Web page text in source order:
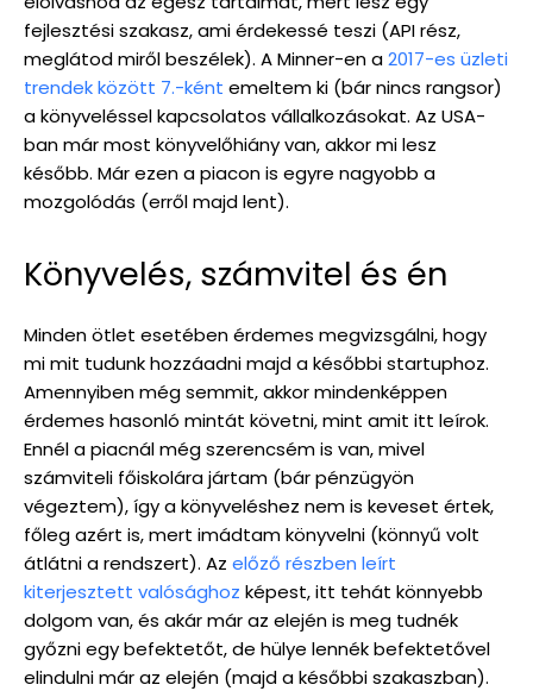
fejlesztési szakasz, ami érdekessé teszi (API rész,
meglátod miről beszélek). A Minner-en a2017-es üzleti
trendek között 7.-ként emeltem ki (bár nincs rangsor)
a könyveléssel kapcsolatos vállalkozásokat. Az USA-
ban már most könyvelőhiány van, akkor mi lesz
később. Már ezen a piacon is egyre nagyobb a
mozgolódás (erről majd lent).
Könyvelés, számvitel és én
Minden ötlet esetében érdemes megvizsgálni, hogy
mi mit tudunk hozzáadni majd a későbbi startuphoz.
Amennyiben még semmit, akkor mindenképpen
érdemes hasonló mintát követni, mint amit itt leírok.
Ennél a piacnál még szerencsém is van, mivel
számviteli főiskolára jártam (bár pénzügyön
végeztem), így a könyveléshez nem is keveset értek,
főleg azért is, mert imádtam könyvelni (könnyű volt
átlátni a rendszert). Az előző részben leírt
kiterjesztett valósághoz képest, itt tehát könnyebb
dolgom van, és akár már az elején is meg tudnék
győzni egy befektetőt, de hülye lennék befektetővel
elindulni már az elején (majd a későbbi szakaszban).